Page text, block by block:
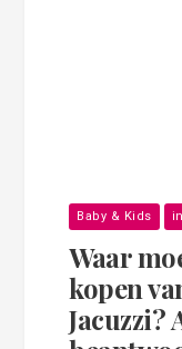
Baby & Kids
Waar
kopen
Jacuzzi?